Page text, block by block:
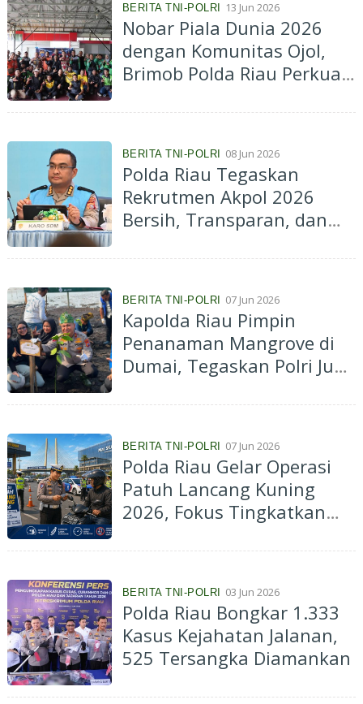
BERITA TNI-POLRI 13 Jun 2026
Nobar Piala Dunia 2026
dengan Komunitas Ojol,
Brimob Polda Riau Perkuat
BERITA TNI-POLRI 08 Jun 2026
Polda Riau Tegaskan
Rekrutmen Akpol 2026
Bersih, Transparan, dan
BERITA TNI-POLRI 07 Jun 2026
Kapolda Riau Pimpin
Penanaman Mangrove di
Dumai, Tegaskan Polri Juga
Lingkungan
BERITA TNI-POLRI 07 Jun 2026
Polda Riau Gelar Operasi
Patuh Lancang Kuning
2026, Fokus Tingkatkan
BERITA TNI-POLRI 03 Jun 2026
Polda Riau Bongkar 1.333
Kasus Kejahatan Jalanan,
525 Tersangka Diamankan